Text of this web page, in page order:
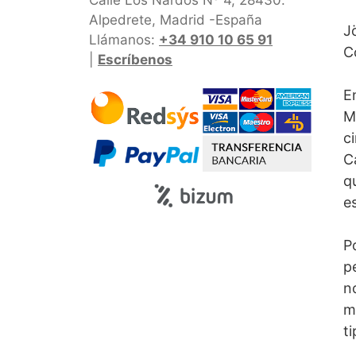
Alpedrete, Madrid -España
Llámanos: +34 910 10 65 91
Escríbenos